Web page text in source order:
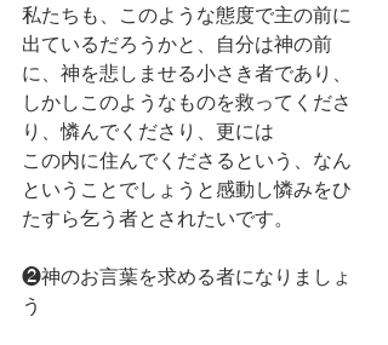
私たちも、このような態度で主の前に
出ているだろうかと、自分は神の前
に、神を悲しませる小さき者であり、
しかしこのようなものを救ってくださ
り、憐んでくださり、更には
この内に住んでくださるという、なん
ということでしょうと感動し憐みをひ
たすら乞う者とされたいです。
❷神のお言葉を求める者になりましょ
う